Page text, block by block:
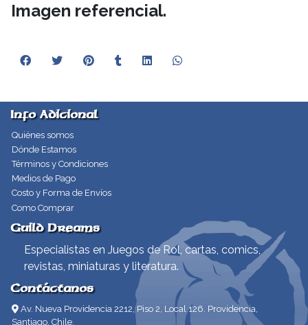
Imagen referencial.
Info Adicional
Quiénes somos
Dónde Estamos
Términos y Condiciones
Medios de Pago
Costo y Forma de Envíos
Como Comprar
Guild Dreams
Especialistas en Juegos de Rol, cartas, comics,
revistas, miniaturas y literatura.
Contáctanos
Av. Nueva Providencia 2212, Piso 2, Local 126. Providencia,
Santiago, Chile.